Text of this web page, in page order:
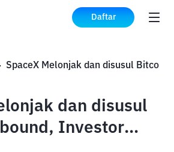
Daftar
dan disusul
Investor